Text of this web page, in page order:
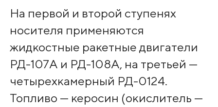
На первой и второй ступенях
носителя применяются
жидкостные ракетные двигатели
РД-107А и РД-108А, на третьей —
четырехкамерный РД-0124.
Топливо — керосин (окислитель —